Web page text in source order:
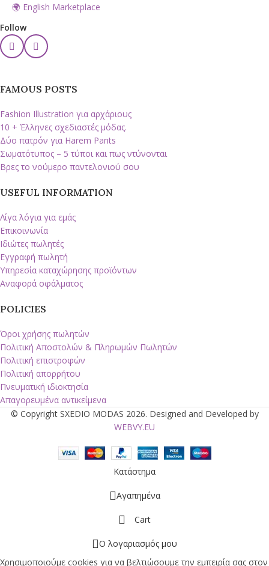
🌍 English Marketplace
Follow
FAMOUS POSTS
Fashion Illustration για αρχάριους
10 + Έλληνες σχεδιαστές μόδας.
Δύο πατρόν για Harem Pants
Σωματότυπος – 5 τύποι και πως ντύνονται
Βρες το νούμερο παντελονιού σου
USEFUL INFORMATION
Λίγα λόγια για εμάς
Επικοινωνία
Ιδιώτες πωλητές
Εγγραφή πωλητή
Υπηρεσία καταχώρησης προϊόντων
Αναφορά σφάλματος
POLICIES
Όροι χρήσης πωλητών
Πολιτική Αποστολών & Πληρωμών Πωλητών
Πολιτική επιστροφών
Πολιτική απορρήτου
Πνευματική ιδιοκτησία
Απαγορευμένα αντικείμενα
© Copyright SXEDIO MODAS 2026. Designed and Developed by
WEBVY.EU
Κατάστημα
Αγαπημένα
Cart
Ο λογαριασμός μου
Χρησιμοποιούμε cookies για να βελτιώσουμε την εμπειρία σας στον